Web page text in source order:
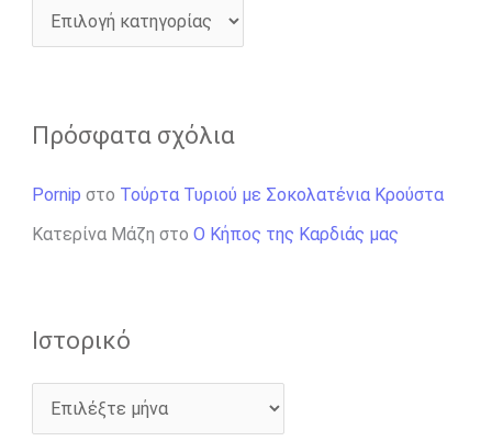
Πρόσφατα σχόλια
Pornip στο Τούρτα Τυριού με Σοκολατένια Κρούστα
Κατερίνα Μάζη στο Ο Κήπος της Καρδιάς μας
Ιστορικό